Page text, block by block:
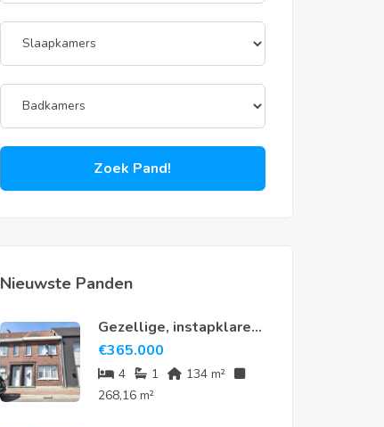
Zoek Pand!
Nieuwste Panden
Gezellige, instapklare
rijwoning met 4
slaapkamers en tuin in
hartje Meerdonk
€365.000
4 1
134 m²
268,16 m²